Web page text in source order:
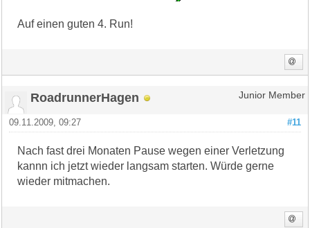
Auf einen guten 4. Run!
RoadrunnerHagen Junior Member
#11
09.11.2009, 09:27
Nach fast drei Monaten Pause wegen einer Verletzung
kannn ich jetzt wieder langsam starten. Würde gerne
wieder mitmachen.